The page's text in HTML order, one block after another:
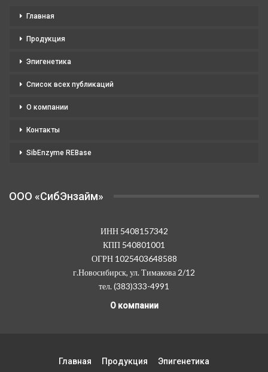
Главная
Продукция
Эпигенетика
Список всех публикаций
О компании
Контакты
SibEnzyme REBase
OOO «СибЭнзайм»
ИНН 5408157342
КПП 540801001
ОГРН 1025403648588
г.Новосибирск, ул. Тимакова 2/12
тел. (383)333-4991
О компании
Главная Продукция Эпигенетика